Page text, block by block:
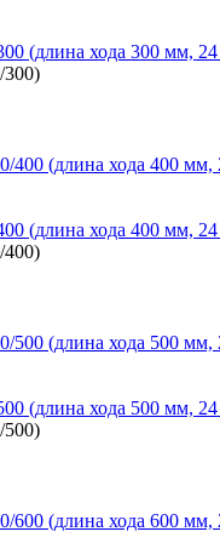
(длина хода 300 мм,
(длина хода 400 мм,
(длина хода 500 мм,